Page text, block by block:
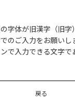
字体が旧漢字（旧字
のご入力をお願いし
で入力できる文字で
戻る